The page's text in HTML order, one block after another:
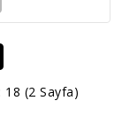
18 (2 Sayfa)